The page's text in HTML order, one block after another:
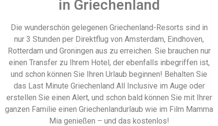
in Griechenland
Die wunderschön gelegenen Griechenland-Resorts sind in
nur 3 Stunden per Direktflug von Amsterdam, Eindhoven,
Rotterdam und Groningen aus zu erreichen. Sie brauchen nur
einen Transfer zu Ihrem Hotel, der ebenfalls inbegriffen ist,
und schon können Sie Ihren Urlaub beginnen! Behalten Sie
das Last Minute Griechenland All Inclusive im Auge oder
erstellen Sie einen Alert, und schon bald können Sie mit Ihrer
ganzen Familie einen Griechenlandurlaub wie im Film Mamma
Mia genießen – und das kostenlos!